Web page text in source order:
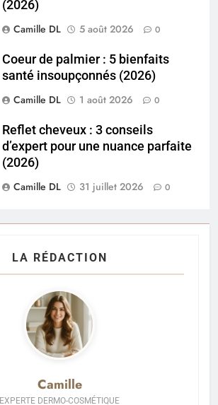
(2026)
Camille DL
5 août 2026 0
Coeur de palmier : 5 bienfaits
santé insoupçonnés (2026)
Camille DL
1 août 2026 0
Reflet cheveux : 3 conseils
d’expert pour une nuance parfaite
(2026)
Camille DL
31 juillet 2026 0
LA RÉDACTION
Camille
EXPERTE DERMO-COSMÉTIQUE